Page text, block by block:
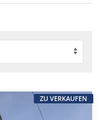
ZU VERKAUFEN